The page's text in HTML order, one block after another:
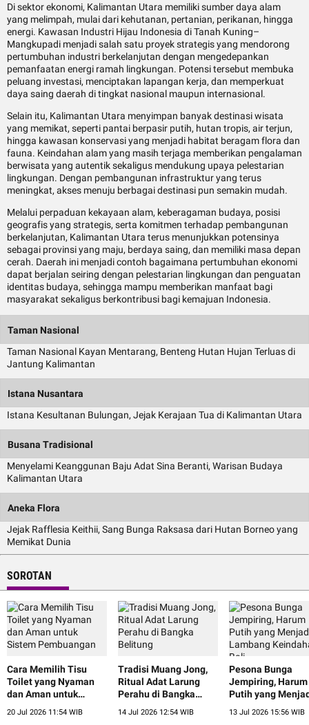
Di sektor ekonomi, Kalimantan Utara memiliki sumber daya alam
yang melimpah, mulai dari kehutanan, pertanian, perikanan, hingga
energi. Kawasan Industri Hijau Indonesia di Tanah Kuning–
Mangkupadi menjadi salah satu proyek strategis yang mendorong
pertumbuhan industri berkelanjutan dengan mengedepankan
pemanfaatan energi ramah lingkungan. Potensi tersebut membuka
peluang investasi, menciptakan lapangan kerja, dan memperkuat
daya saing daerah di tingkat nasional maupun internasional.
Selain itu, Kalimantan Utara menyimpan banyak destinasi wisata
yang memikat, seperti pantai berpasir putih, hutan tropis, air terjun,
hingga kawasan konservasi yang menjadi habitat beragam flora dan
fauna. Keindahan alam yang masih terjaga memberikan pengalaman
berwisata yang autentik sekaligus mendukung upaya pelestarian
lingkungan. Dengan pembangunan infrastruktur yang terus
meningkat, akses menuju berbagai destinasi pun semakin mudah.
Melalui perpaduan kekayaan alam, keberagaman budaya, posisi
geografis yang strategis, serta komitmen terhadap pembangunan
berkelanjutan, Kalimantan Utara terus menunjukkan potensinya
sebagai provinsi yang maju, berdaya saing, dan memiliki masa depan
cerah. Daerah ini menjadi contoh bagaimana pertumbuhan ekonomi
dapat berjalan seiring dengan pelestarian lingkungan dan penguatan
identitas budaya, sehingga mampu memberikan manfaat bagi
masyarakat sekaligus berkontribusi bagi kemajuan Indonesia.
Taman Nasional
Taman Nasional Kayan Mentarang, Benteng Hutan Hujan Terluas di
Jantung Kalimantan
Istana Nusantara
Istana Kesultanan Bulungan, Jejak Kerajaan Tua di Kalimantan Utara
Busana Tradisional
Menyelami Keanggunan Baju Adat Sina Beranti, Warisan Budaya
Kalimantan Utara
Aneka Flora
Jejak Rafflesia Keithii, Sang Bunga Raksasa dari Hutan Borneo yang
Memikat Dunia
SOROTAN
Cara Memilih Tisu
Toilet yang Nyaman
dan Aman untuk
Sistem Pembuangan
20 Jul 2026 11:54 WIB
Tradisi Muang Jong,
Ritual Adat Larung
Perahu di Bangka
Belitung
14 Jul 2026 12:54 WIB
Pesona Bunga
Jempiring, Harum
Putih yang
Lambang
Bali
13 Jul 2026 15:56 WIB